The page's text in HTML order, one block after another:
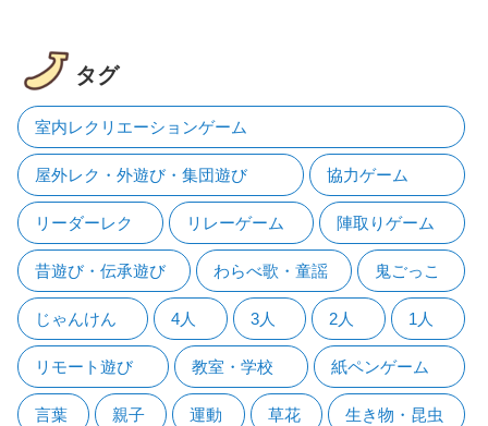
タグ
室内レクリエーションゲーム
屋外レク・外遊び・集団遊び 協力ゲーム
リーダーレク リレーゲーム 陣取りゲーム
昔遊び・伝承遊び わらべ歌・童謡 鬼ごっこ
じゃんけん 4人 3人 2人 1人
リモート遊び 教室・学校 紙ペンゲーム
言葉 親子 運動 草花 生き物・昆虫